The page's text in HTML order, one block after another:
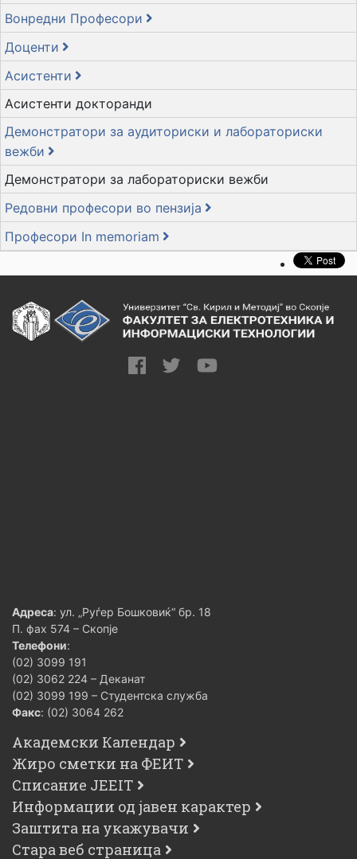
Вонредни Професори
Доценти
Асистенти
Асистенти докторанди
Демонстратори за аудиториски и лабораториски
вежби
Демонстратори за лабораториски вежби
Редовни професори во пензија
Професори In memoriam
Адреса: ул. „Руѓер Бошковиќ“ бр. 18
П. фах 574 – Скопје
Телефони:
(02) 3099 191
(02) 3062 224 – Деканат
(02) 3099 199 – Студентска служба
Факс: (02) 3064 262
Академски Календар
Жиро сметки на ФЕИТ
Списание JEEIT
Информации од јавен карактер
Заштита на укажувачи
Стара веб страница